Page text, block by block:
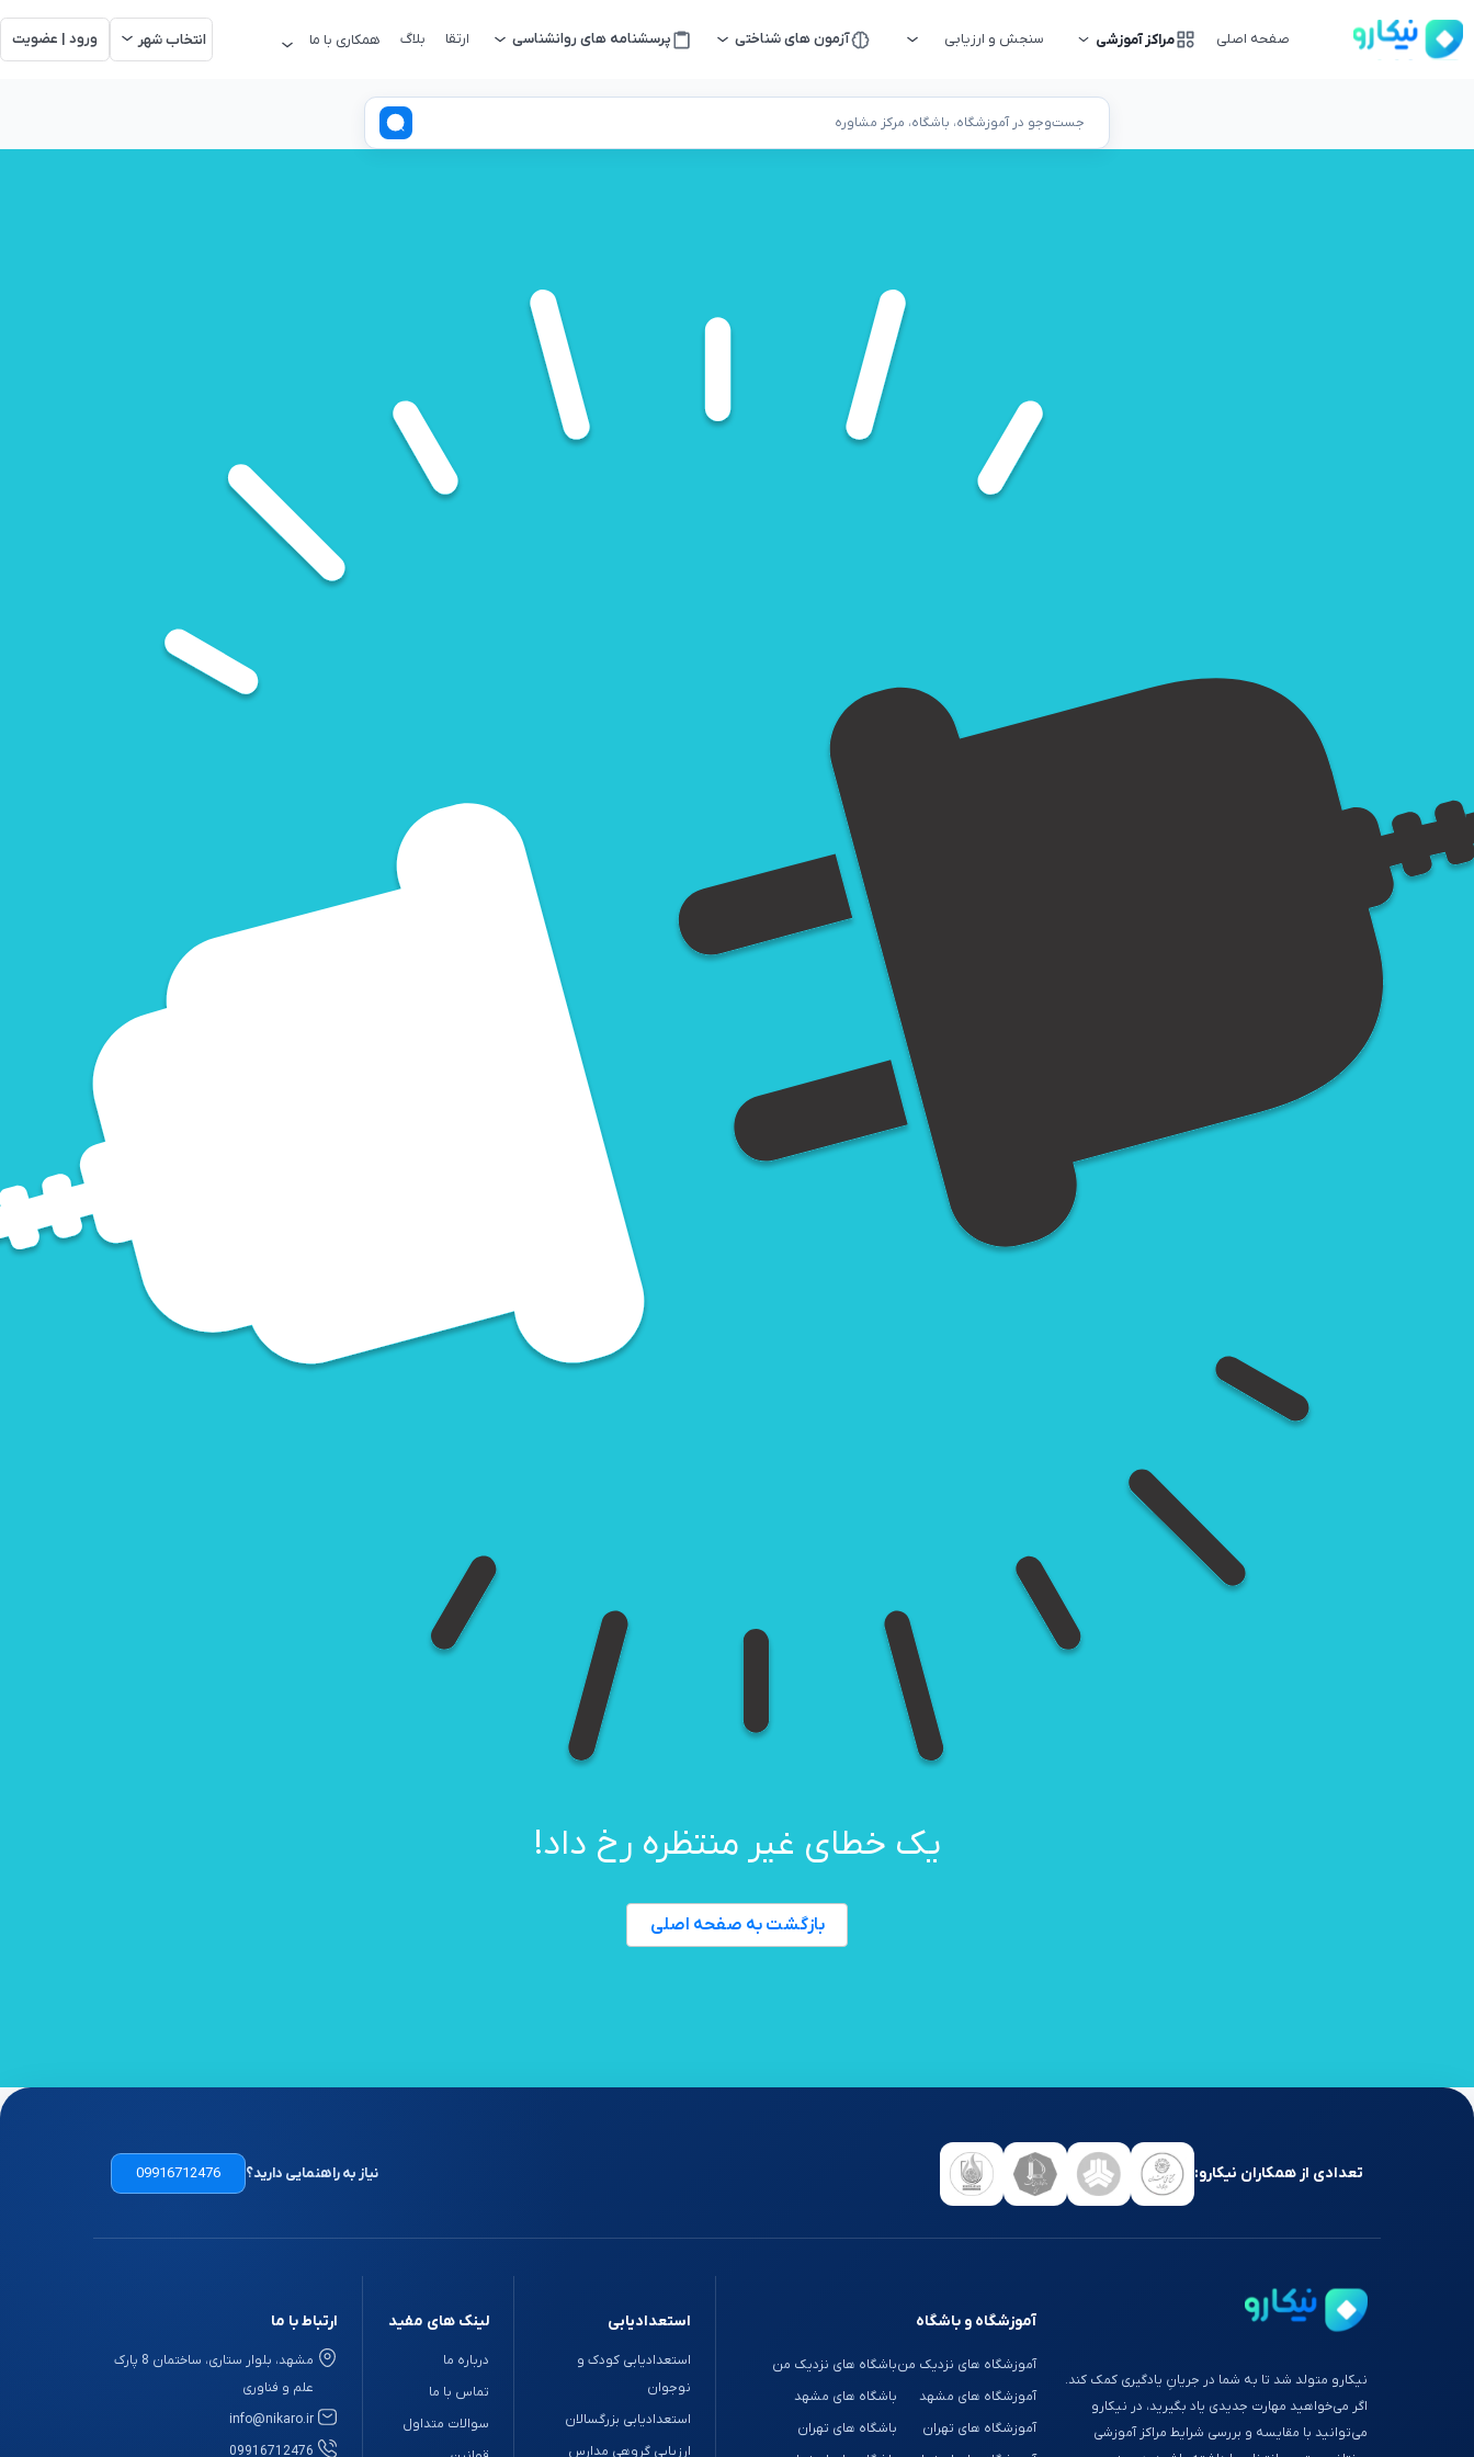
صفحه اصلی مراکز آموزشی سنجش و ارزیابی آزمون های شناختی پرسشنامه های روانشناسی ارتقا بلاگ همکاری با ما انتخاب شهر ورود | عضویت
جست‌وجو در آموزشگاه، باشگاه، مرکز مشاوره
یک خطای غیر منتظره رخ داد!
بازگشت به صفحه اصلی
تعدادی از همکاران نیکارو: نیاز به راهنمایی دارید؟ 09916712476
نیکارو متولد شد تا به شما در جریانِ یادگیری کمک کند.
اگر می‌خواهید مهارت جدیدی یاد بگیرید، در نیکارو
می‌توانید با مقایسه و بررسی شرایط مراکز آموزشی
آموزشگاه و باشگاه
آموزشگاه های نزدیک من
آموزشگاه های مشهد
آموزشگاه های تهران
باشگاه های نزدیک من
باشگاه های مشهد
باشگاه های تهران
استعدادیابی
استعدادیابی کودک و
نوجوان
استعدادیابی بزرگسالان
ارزیابی گروهی مدارس
لینک های مفید
درباره ما
تماس با ما
سوالات متداول
ارتباط با ما
مشهد، بلوار ستاری، ساختمان 8 پارک
علم و فناوری
info@nikaro.ir
09916712476